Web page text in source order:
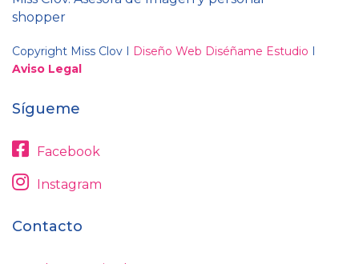
shopper
Copyright Miss Clov I Diseño Web Diséñame Estudio I
Aviso Legal
Sígueme
Facebook
Instagram
Contacto